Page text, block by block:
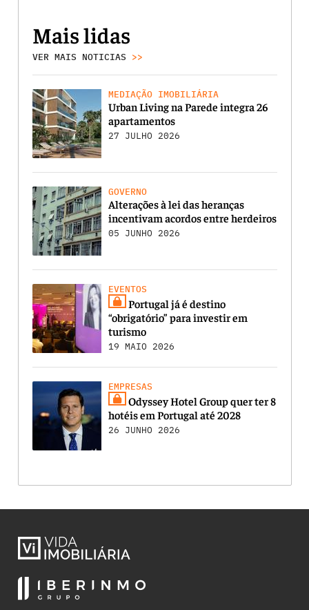
Mais lidas
VER MAIS NOTICIAS >>
MEDIAÇÃO IMOBILIÁRIA
Urban Living na Parede integra 26
apartamentos
27 JULHO 2026
GOVERNO
Alterações à lei das heranças
incentivam acordos entre herdeiros
05 JUNHO 2026
EVENTOS
Portugal já é destino
“obrigatório” para investir em
turismo
19 MAIO 2026
EMPRESAS
Odyssey Hotel Group quer ter 8
hotéis em Portugal até 2028
26 JUNHO 2026